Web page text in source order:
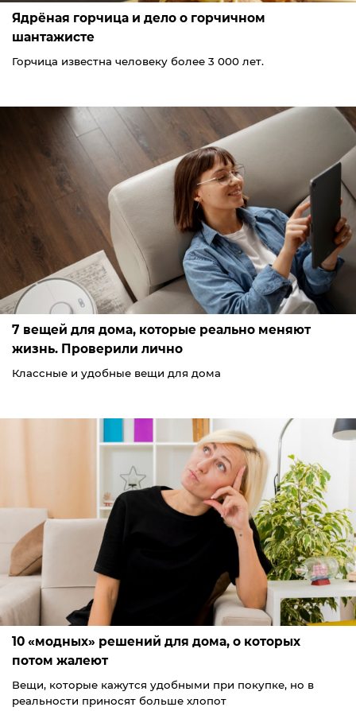
Ядрёная горчица и дело о горчичном
шантажисте
Горчица известна человеку более 3 000 лет.
7 вещей для дома, которые реально меняют
жизнь. Проверили лично
Классные и удобные вещи для дома
10 «модных» решений для дома, о которых
потом жалеют
Вещи, которые кажутся удобными при покупке, но в
реальности приносят больше хлопот